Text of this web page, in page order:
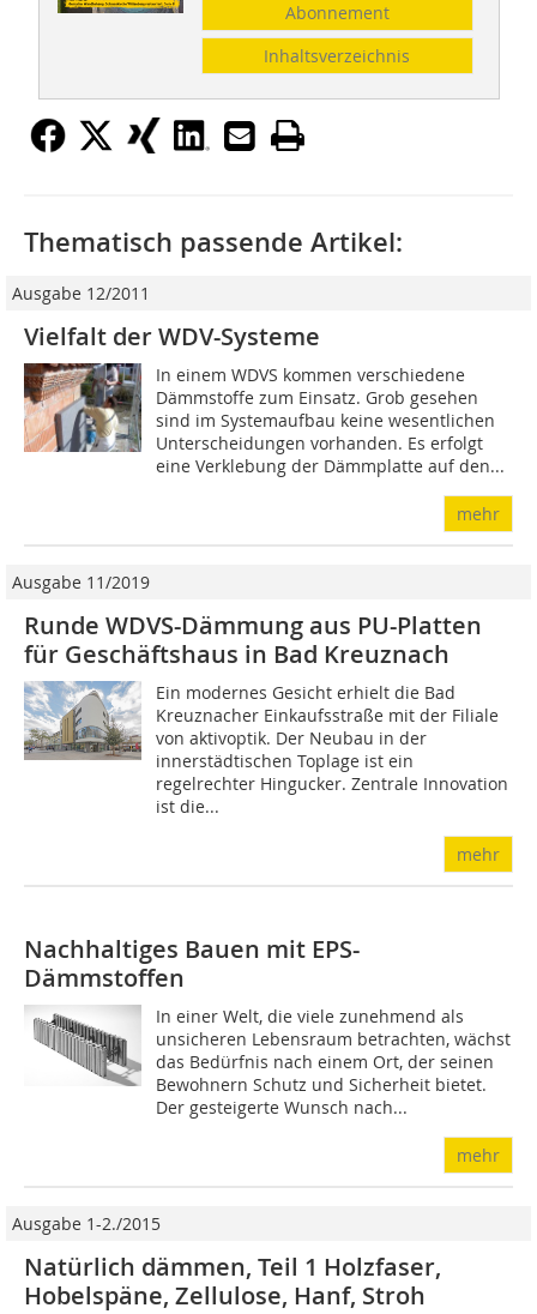
Abonnement
Inhaltsverzeichnis
Thematisch passende Artikel:
Ausgabe 12/2011
Vielfalt der WDV-Systeme
In einem WDVS kommen verschiedene
Dämmstoffe zum Einsatz. Grob gesehen
sind im Systemaufbau keine wesentlichen
Unterscheidungen vorhanden. Es erfolgt
eine Verklebung der Dämmplatte auf den...
mehr
Ausgabe 11/2019
Runde WDVS-Dämmung aus PU-Platten
für Geschäftshaus in Bad Kreuznach
Ein modernes Gesicht erhielt die Bad
Kreuznacher Einkaufsstraße mit der Filiale
von aktivoptik. Der Neubau in der
innerstädtischen Toplage ist ein
regelrechter Hingucker. Zentrale Innovation
ist die...
mehr
Nachhaltiges Bauen mit EPS-
Dämmstoffen
In einer Welt, die viele zunehmend als
unsicheren Lebensraum betrachten, wächst
das Bedürfnis nach einem Ort, der seinen
Bewohnern Schutz und Sicherheit bietet.
Der gesteigerte Wunsch nach...
mehr
Ausgabe 1-2./2015
Natürlich dämmen, Teil 1 Holzfaser,
Hobelspäne, Zellulose, Hanf, Stroh